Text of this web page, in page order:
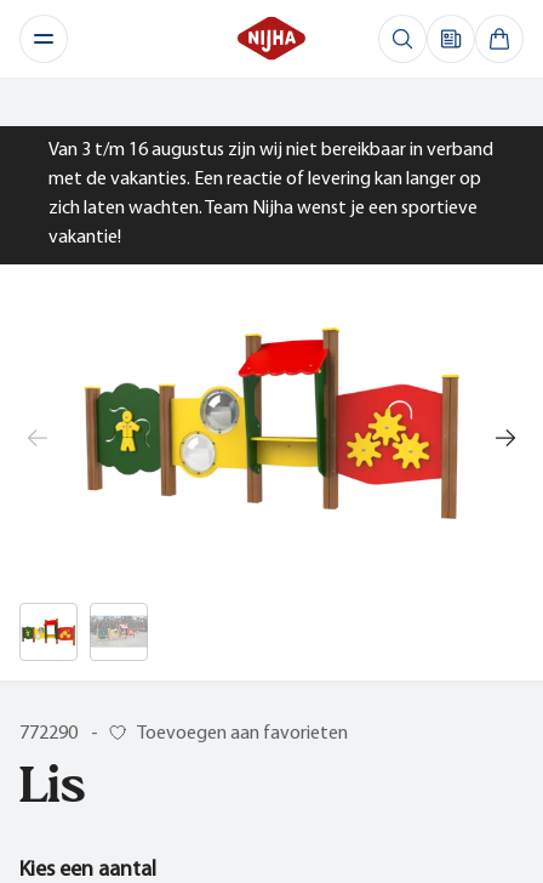
Van 3 t/m 16 augustus zijn wij niet bereikbaar in verband
met de vakanties. Een reactie of levering kan langer op
zich laten wachten. Team Nijha wenst je een sportieve
vakantie!
772290 - Toevoegen aan favorieten
Lis
Kies een aantal